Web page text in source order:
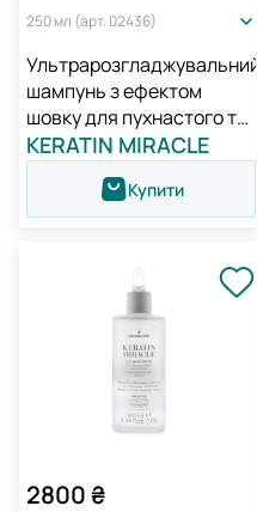
250 мл (арт. 02436)
Ультрарозгладжувальний
шампунь з ефектом
шовку для пухнастого та
неслухняного волосся /
Medavita Keratin Miracle
Sleek Shampoo
KERATIN MIRACLE
Купити
2800₴